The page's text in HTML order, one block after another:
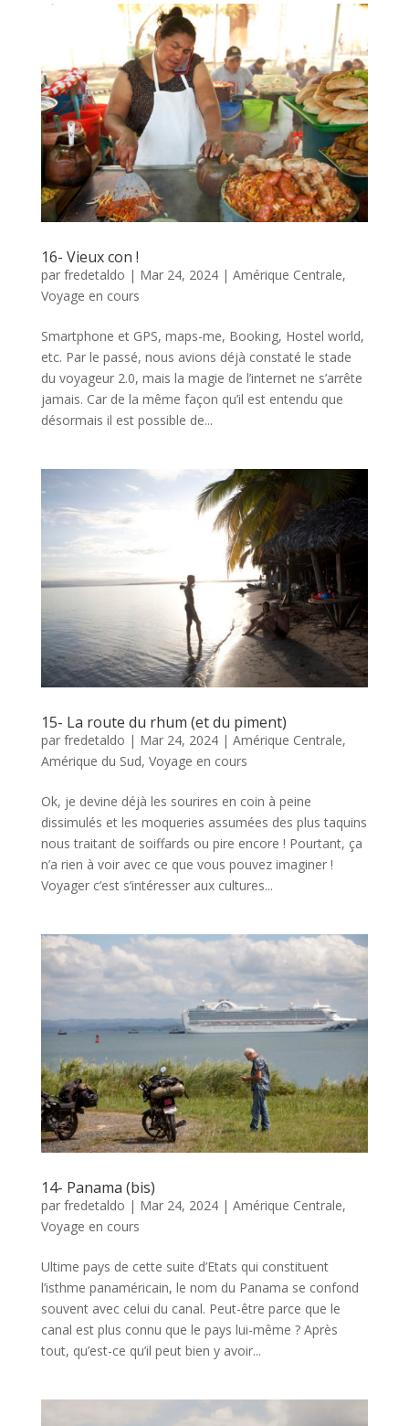
16- Vieux con !
par fredetaldo | Mar 24, 2024| Amérique Centrale,
Voyage en cours
Smartphone et GPS, maps-me, Booking, Hostel world,
etc. Par le passé, nous avions déjà constaté le stade
du voyageur 2.0, mais la magie de l’internet ne s’arrête
jamais. Car de la même façon qu’il est entendu que
désormais il est possible de...
15- La route du rhum (et du piment)
par fredetaldo | Mar 24, 2024| Amérique Centrale,
Amérique du Sud, Voyage en cours
Ok, je devine déjà les sourires en coin à peine
dissimulés et les moqueries assumées des plus taquins
nous traitant de soiffards ou pire encore ! Pourtant, ça
n’a rien à voir avec ce que vous pouvez imaginer !
Voyager c’est s’intéresser aux cultures...
14- Panama (bis)
par fredetaldo | Mar 24, 2024| Amérique Centrale,
Voyage en cours
Ultime pays de cette suite d’Etats qui constituent
l’isthme panaméricain, le nom du Panama se confond
souvent avec celui du canal. Peut-être parce que le
canal est plus connu que le pays lui-même ? Après
tout, qu’est-ce qu’il peut bien y avoir...